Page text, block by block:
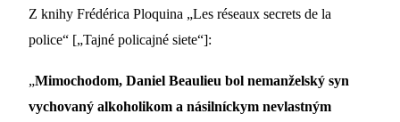
Z knihy Frédérica Ploquina „Les réseaux secrets de la
police“ [„Tajné policajné siete“]:
„Mimochodom, Daniel Beaulieu bol nemanželský syn
vychovaný alkoholikom a násilníckym nevlastným